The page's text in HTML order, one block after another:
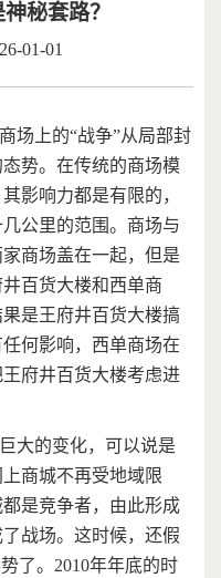
秘套路？
01-01
场上的“战争”从局部封
势。在传统的商场模
影响力都是有限的，
公里的范围。商场与
商场盖在一起，但是
百货大楼和西单商
是王府井百货大楼搞
何影响，西单商场在
府井百货大楼考虑进
大的变化，可以说是
商城不再受地域限
是竞争者，由此形成
战场。这时候，还假
了。 2010年年底的时